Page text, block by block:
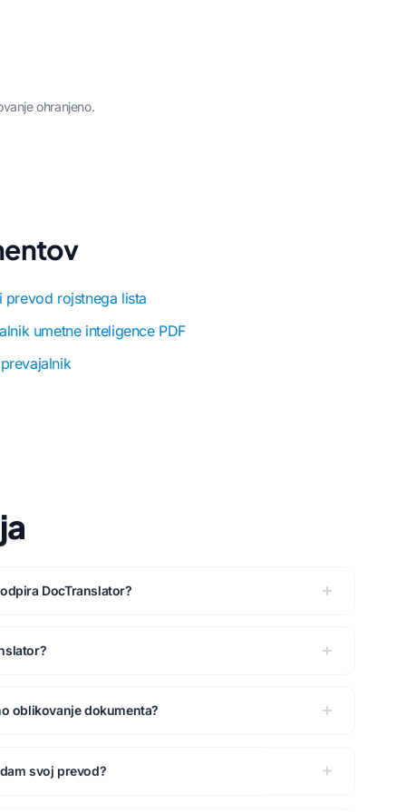
ohranjeno.
prevod rojstnega lista
umetne inteligence PDF
DocTranslator?
oblikovanje dokumenta?
svoj prevod?